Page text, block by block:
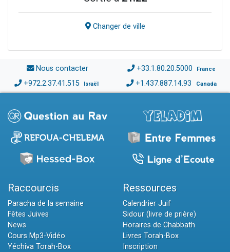
Changer de ville
Nous contacter +33.1.80.20.5000 France
+972.2.37.41.515 Israël +1.437.887.14.93 Canada
Raccourcis
Paracha de la semaine
Fêtes Juives
News
Cours Mp3-Vidéo
Yéchiva Torah-Box
Ressources
Calendrier Juif
Sidour (livre de prière)
Horaires de Chabbath
Livres Torah-Box
Inscription